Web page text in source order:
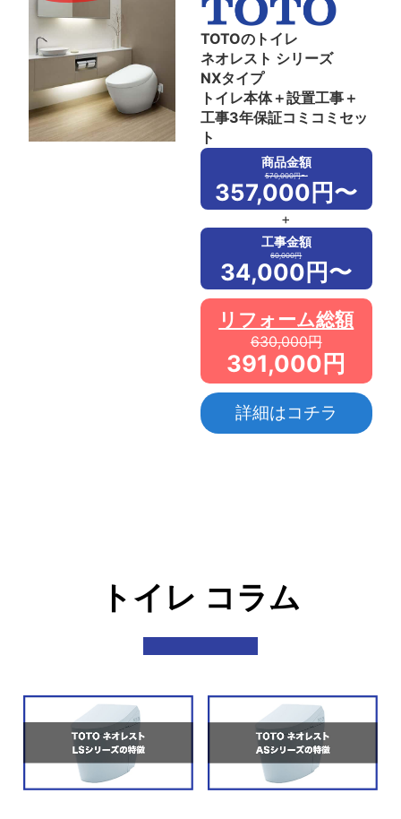
TOTOのトイレ
ネオレスト シリーズ
NXタイプ
トイレ本体＋設置工事＋
工事3年保証コミコミセッ
ト
商品金額
570,000円〜
357,000円〜
+
工事金額
60,000円
34,000円〜
リフォーム総額
630,000円
391,000円
詳細はコチラ
トイレ コラム